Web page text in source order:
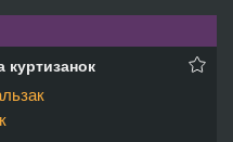
куртизанок